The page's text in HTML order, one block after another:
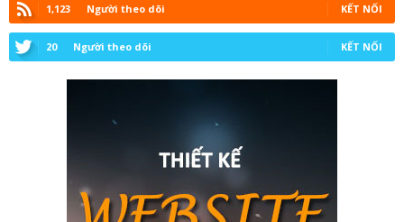
1,123 Người theo dõi KẾT NỐI
20 Người theo dõi KẾT NỐI